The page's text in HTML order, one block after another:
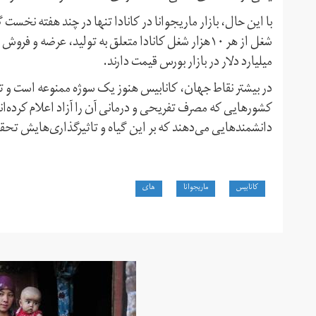
با این حال، بازار ماریجوانا در کانادا تنها در چند هفته
میلیارد دلار در بازار بورس قیمت دارند.
در بیشتر نقاط جهان، کانابیس هنوز یک سوژه ممنوعه است
کشورهایی که مصرف تفریحی و درمانی آن را آزاد اعلام
دانشمندهایی می‌دهند که بر این گیاه و تاثیرگذاری‌هایش
کانابیس ماریجوانا های